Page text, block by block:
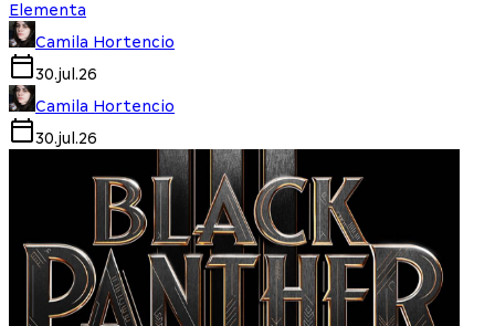
Elementa
Camila Hortencio
30.jul.26
Camila Hortencio
30.jul.26